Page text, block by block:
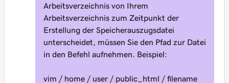
Arbeitsverzeichnis von Ihrem
Arbeitsverzeichnis zum Zeitpunkt der
Erstellung der Speicherauszugsdatei
unterscheidet, müssen Sie den Pfad zur Datei
in den Befehl aufnehmen. Beispiel:
vim / home / user / public_html / filename